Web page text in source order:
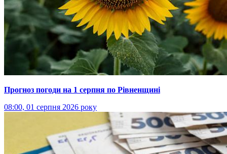
Прогноз погоди на 1 серпня по Рівненщині
08:00, 01 серпня 2026 року